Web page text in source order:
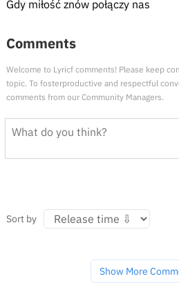
Gdy miłość znów połączy nas
Comments
Welcome to Lyricf comments! Please keep
topic. To fosterproductive and respectful
comments from our Community Managers.
Sort by
Show More